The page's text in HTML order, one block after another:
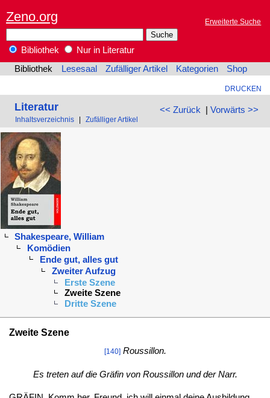
Zeno.org Erweiterte Suche
Bibliothek
Nur in Literatur
Bibliothek
Lesesaal Zufälliger Artikel Kategorien Shop
DRUCKEN
<< Zurück | Vorwärts >>
Literatur
Inhaltsverzeichnis Zufälliger Artikel
Shakespeare, William
Komödien
Ende gut, alles gut
Zweiter Aufzug
Erste Szene
Zweite Szene
Dritte Szene
Zweite Szene
[140] Roussillon.
Es treten auf die Gräfin von Roussillon und der Narr.